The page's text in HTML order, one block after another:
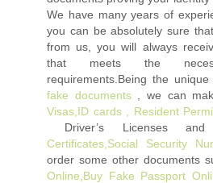
We have many years of
you can be absolutely sure
from us, you will always
that meets the
requirements.Being the
fake documents, we can
Visas,ID cards , Resident
Driver’s Licenses
Certificates,Social Security
order some other documents
Online,Buy Fake Passport